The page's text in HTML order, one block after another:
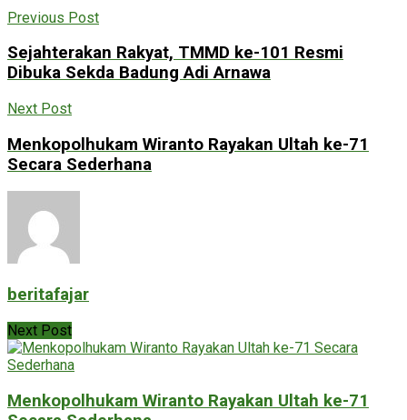
Previous Post
Sejahterakan Rakyat, TMMD ke-101 Resmi
Dibuka Sekda Badung Adi Arnawa
Next Post
Menkopolhukam Wiranto Rayakan Ultah ke-71
Secara Sederhana
beritafajar
Next Post
Menkopolhukam Wiranto Rayakan Ultah ke-71